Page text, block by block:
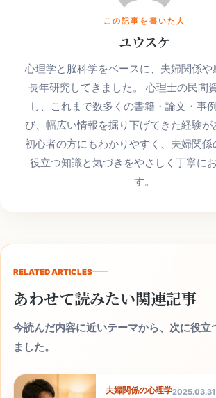
この記事を書いた人
ユウスケ
心理学と脳科学をベースに、夫婦関係や
長年研究してきました。 心理士の民間
し、これまで数多くの書籍・論文・事
び、幅広い情報を掘り下げてきた経験が
初心者の方にもわかりやすく、夫婦関係
役立つ知識と気づきをやさしく丁寧に
す。
RELATED ARTICLES
あわせて読みたい関連記事
今読んだ内容に近いテーマから、次に役立
ました。
夫婦関係の心理学2025.03.31